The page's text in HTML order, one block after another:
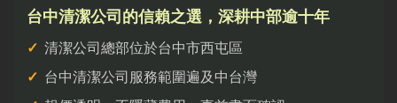
台中清潔公司的信賴之選，深耕中部逾十年
清潔公司總部位於台中市西屯區
台中清潔公司服務範圍遍及中台灣